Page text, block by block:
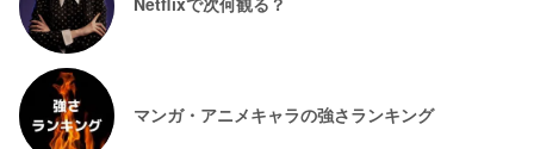
マンガ・アニメキャラの強さランキング